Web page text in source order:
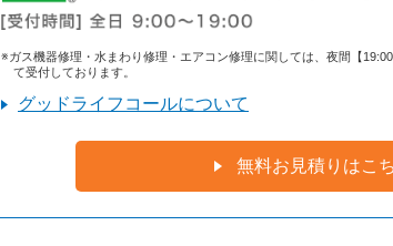
※ガス機器修理・水まわり修理・エアコン修理に関しては、夜間【
て受付しております。
グッドライフコールについて
無料お見積りはこ